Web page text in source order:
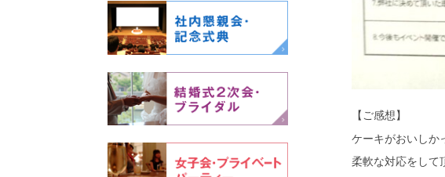
【ご感想】
ケーキがおいしか
柔軟な対応をして